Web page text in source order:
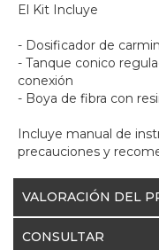
El Kit Incluye
- Dosificador de
- Tanque conico
conexión
- Boya de fibra con
Incluye manual de
precauciones y
VALORACIÓN DEL
CONSULTAR